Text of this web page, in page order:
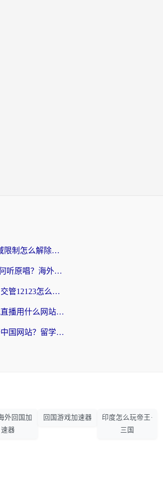
优酷手机app地域限制怎么解除？海外党亲测有效的追剧方案
全民K歌国外如何听原唱？海外党亲测有效的回国加速器选择指南
在海外如果使用交管12123怎么处理？留学生亲测有效的回国加速方案
海外看国内电视直播用什么网站比较好？一篇解决你所有追剧难题的实用指南
在国外如何打开中国网站？留学生与海外华人的无缝访问指南
外回国加
速器
回国游戏加速器
印度怎么玩帝王·
三国